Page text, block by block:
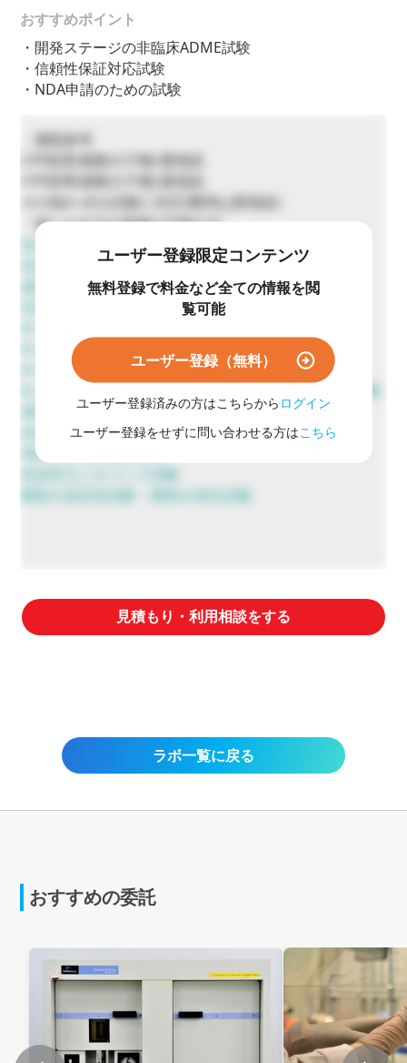
おすすめポイント
・開発ステージの非臨床ADME試験
・信頼性保証対応試験
・NDA申請のための試験
・価格参考
CYP阻害(複数分子種):要相談
その他in vitro試験に対応(費用は要相談)
・他にも以下の実施が可能です
合成（創薬研究支援）
合成（開発研究支援）
放射性標識化合物の精製と保管
生合成による代謝物の調製
In vivo 薬物動態試験（吸収・分布・排泄試験）
In vivo 薬物動態試験（代謝試験）
In vitro 共有結合試験 / Caco-2 細胞を用いた透過性試験
発現細胞を用いたトランスポーター評価試験
生体試料中薬物濃度測定
AMSによる高感度分析
安定性モニタリング試験
製剤の安定性試験・製剤の溶出試験
ユーザー登録限定コンテンツ
無料登録で料金など全ての情報を閲
覧可能
ユーザー登録（無料）
ユーザー登録済みの方はこちらから ログイン
ユーザー登録をせずに問い合わせる方はこちら
見積もり・利用相談をする
ラボ一覧に戻る
おすすめの委託